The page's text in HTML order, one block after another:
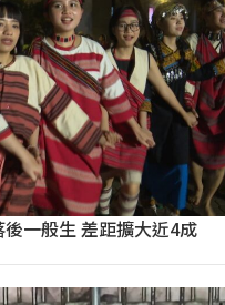
一般生 差距擴大近4成